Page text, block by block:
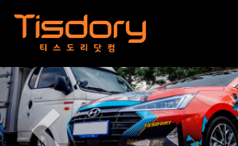
Previous